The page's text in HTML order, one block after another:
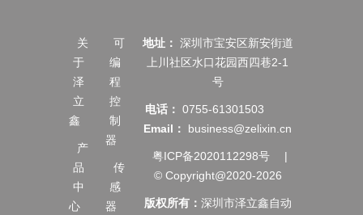
关
于
泽
立
鑫
产
品
中
心
可
编
程
控
制
器
传
感
器
地址： 深圳市宝安区新安街道
上川社区水口花园西四巷2-1
号
电话： 0755-61301503
Email：
business@zelixin.cn
粤ICP备2020112298号
|
© Copyright@2020-2026
版权所有： 深圳市泽立鑫自动